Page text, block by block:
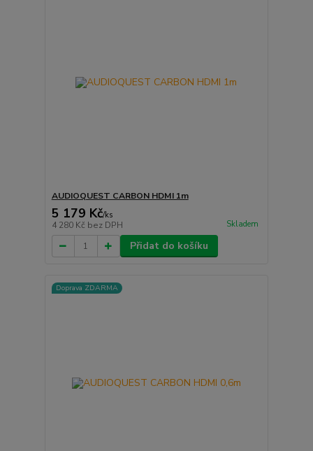
AUDIOQUEST CARBON HDMI 1m
5 179 Kč/ks
4 280 Kč bez DPH Skladem
Přidat do košíku
Doprava ZDARMA